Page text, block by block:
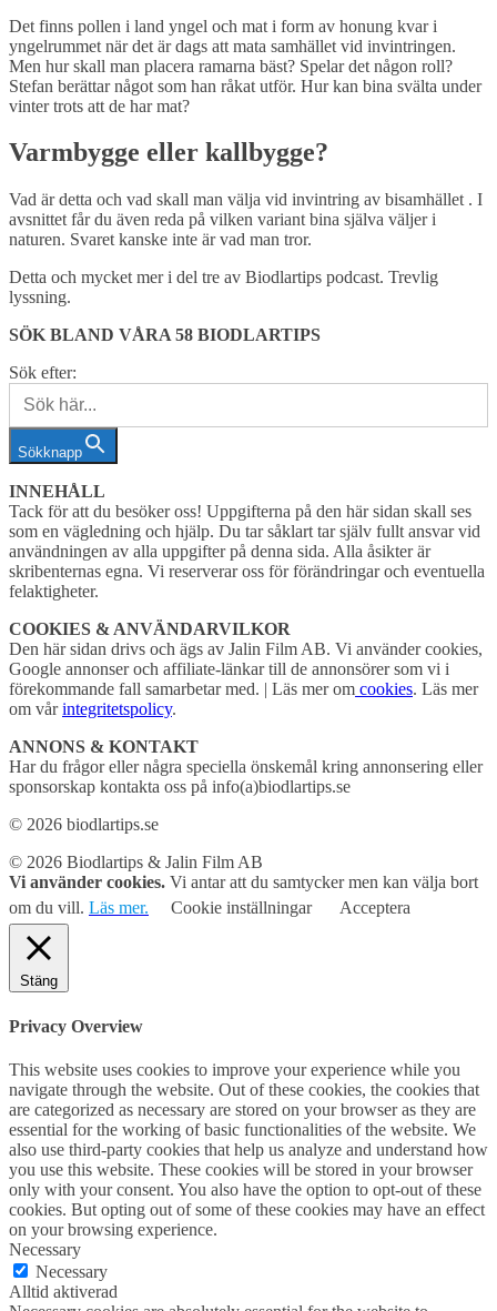
Det finns pollen i land yngel och mat i form av honung kvar i
yngelrummet när det är dags att mata samhället vid invintringen.
Men hur skall man placera ramarna bäst? Spelar det någon roll?
Stefan berättar något som han råkat utför. Hur kan bina svälta under
vinter trots att de har mat?
Varmbygge eller kallbygge?
Vad är detta och vad skall man välja vid invintring av bisamhället . I
avsnittet får du även reda på vilken variant bina själva väljer i
naturen. Svaret kanske inte är vad man tror.
Detta och mycket mer i del tre av Biodlartips podcast. Trevlig
lyssning.
SÖK BLAND VÅRA 58 BIODLARTIPS
Sök efter:
Sökknapp
INNEHÅLL
Tack för att du besöker oss! Uppgifterna på den här sidan skall ses
som en vägledning och hjälp. Du tar såklart tar själv fullt ansvar vid
användningen av alla uppgifter på denna sida. Alla åsikter är
skribenternas egna. Vi reserverar oss för förändringar och eventuella
felaktigheter.
COOKIES & ANVÄNDARVILKOR
Den här sidan drivs och ägs av Jalin Film AB. Vi använder cookies,
Google annonser och affiliate-länkar till de annonsörer som vi i
förekommande fall samarbetar med. | Läs mer om cookies. Läs mer
om vårintegritetspolicy.
ANNONS & KONTAKT
Har du frågor eller några speciella önskemål kring annonsering eller
sponsorskap kontakta oss på info(a)biodlartips.se
© 2026 biodlartips.se
© 2026 Biodlartips & Jalin Film AB
Vi använder cookies. Vi antar att du samtycker men kan välja bort
om du vill. Läs mer. Cookie inställningar Acceptera
Stäng
Privacy Overview
This website uses cookies to improve your experience while you
navigate through the website. Out of these cookies, the cookies that
are categorized as necessary are stored on your browser as they are
essential for the working of basic functionalities of the website. We
also use third-party cookies that help us analyze and understand how
you use this website. These cookies will be stored in your browser
only with your consent. You also have the option to opt-out of these
cookies. But opting out of some of these cookies may have an effect
on your browsing experience.
Necessary
Necessary
Alltid aktiverad